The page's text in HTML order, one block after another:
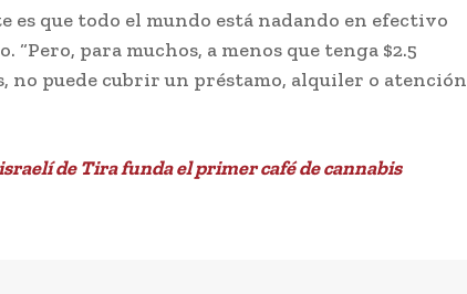
es que todo el mundo está nadando en efectivo
“Pero, para muchos, a menos que tenga $2.5
no puede cubrir un préstamo, alquiler o atención
de Tira funda el primer café de cannabis